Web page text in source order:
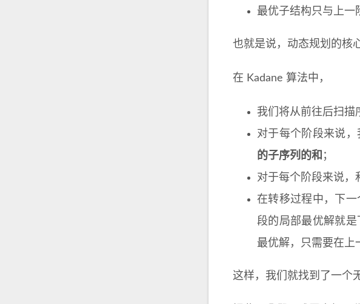
最优子结构只与上一
也就是说，动态规划的核
在 Kadane 算法中，
我们将从前往后扫描
对于每个阶段来说
的子序列的和 ；
对于每个阶段来说，
在转移过程中，下
段的局部最优解就
最优解，只需要在上
这样，我们就找到了一个